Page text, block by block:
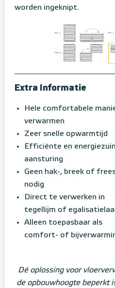
worden ingeknipt.
Extra Informatie
Hele comfortabele
verwarmen
Zeer snelle opwarmtijd
Efficiënte en
aansturing
Geen hak-, breek of
nodig
Direct te verwerken in
tegellijm of
Alleen toepasbaar als
comfort- of
Dé oplossing voor
de opbouwhoogte beperkt